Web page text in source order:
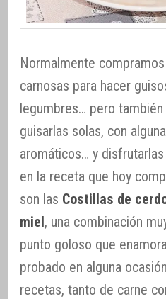
Normalmente
carnosas para hacer
legumbres… pero
guisarlas solas, con
aromáticos… y
en la receta que hoy
son las Costillas de
miel, una combinación
punto goloso que
probado en alguna
recetas, tanto de carne